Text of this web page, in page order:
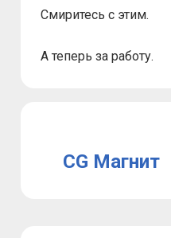
Смиритесь с этим.
А теперь за работу.
CG Магнит